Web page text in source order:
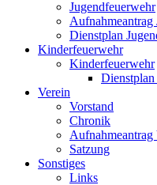
Jugendfeuerwehr
Aufnahmeantrag
Dienstplan
Kinderfeuerwehr
Kinderfeuerwehr
Verein
Vorstand
Chronik
Aufnahmeantrag
Satzung
Sonstiges
Links